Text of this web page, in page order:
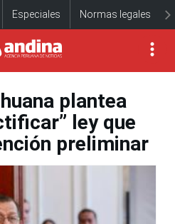
Especiales Normas legales
plantea
ley que
preliminar